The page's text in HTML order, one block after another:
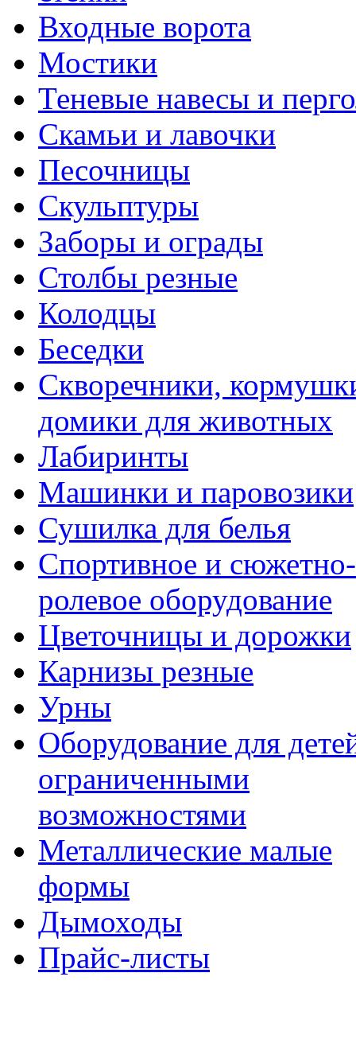
Входные ворота
Мостики
Теневые навесы и
Скамьи и лавочки
Песочницы
Скульптуры
Заборы и ограды
Столбы резные
Колодцы
Беседки
Скворечники,
домики для животных
Лабиринты
Машинки и паровозики
Сушилка для белья
Спортивное и сюжетно-
ролевое оборудование
Цветочницы и дорожки
Карнизы резные
Урны
Оборудование для
ограниченными
возможностями
Металлические малые
формы
Дымоходы
Прайс-листы